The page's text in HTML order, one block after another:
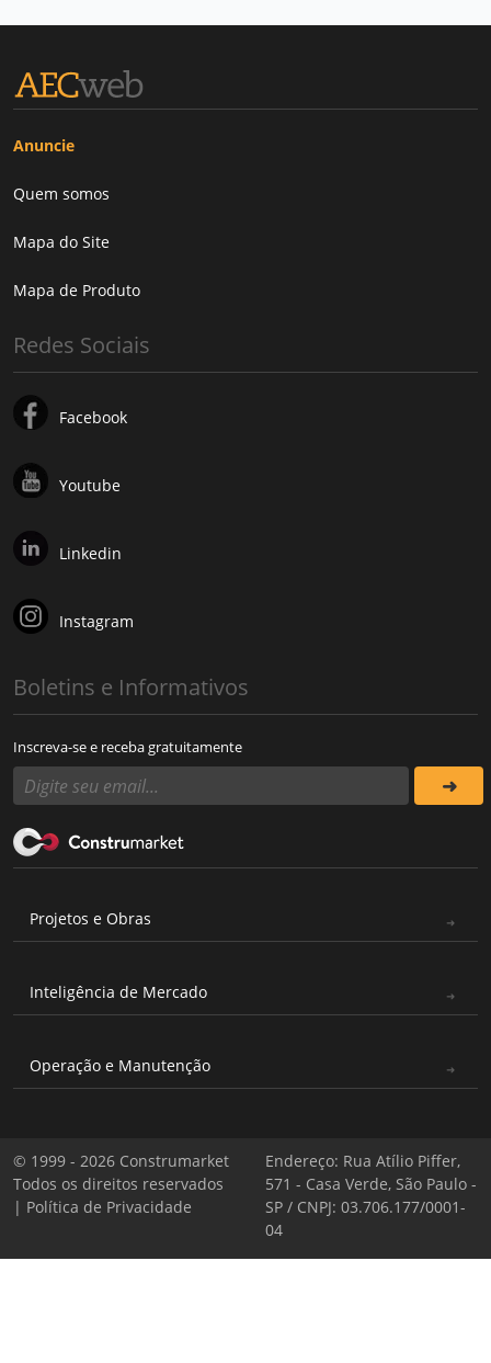
Anuncie
Quem somos
Mapa do Site
Mapa de Produto
Redes Sociais
Facebook
Youtube
Linkedin
Instagram
Boletins e Informativos
Inscreva-se e receba gratuitamente
Projetos e Obras
Inteligência de Mercado
Operação e Manutenção
© 1999 - 2026 Construmarket
Todos os direitos reservados
| Política de Privacidade
Endereço: Rua Atílio Piffer,
571 - Casa Verde, São Paulo -
SP / CNPJ: 03.706.177/0001-
04